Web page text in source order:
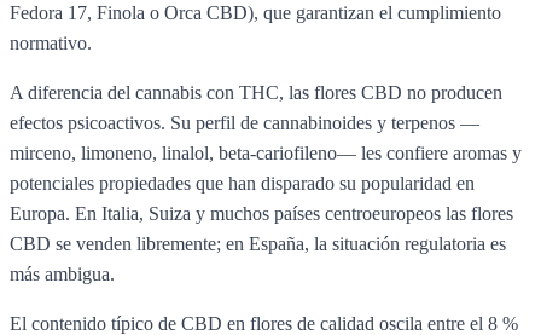
Fedora 17, Finola o Orca CBD), que garantizan el cumplimiento
normativo.
A diferencia del cannabis con THC, las flores CBD no producen
efectos psicoactivos. Su perfil de cannabinoides y terpenos —
mirceno, limoneno, linalol, beta-cariofileno— les confiere aromas y
potenciales propiedades que han disparado su popularidad en
Europa. En Italia, Suiza y muchos países centroeuropeos las flores
CBD se venden libremente; en España, la situación regulatoria es
más ambigua.
El contenido típico de CBD en flores de calidad oscila entre el 8 %